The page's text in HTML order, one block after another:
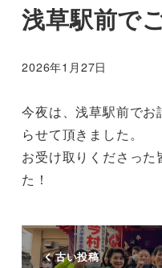
浅草駅前で
投稿日
2026年1月27日
今夜は、浅草駅前で
らせて頂きました。
お受け取りくださっ
た！
古い投稿